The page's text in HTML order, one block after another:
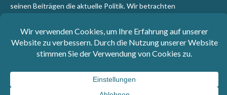
seinen Beiträgen die aktuelle Politik. Wir betrachten
emanzipatorischen Standpunkt aus. Kontrast wirft den Blick der
sozialen Gerechtigkeit auf die Welt.
: SPÖ-Klub - 1017 Wien - Telefon: +43 1 40110-
3393 - e-mail: redaktion@kontrast.at -